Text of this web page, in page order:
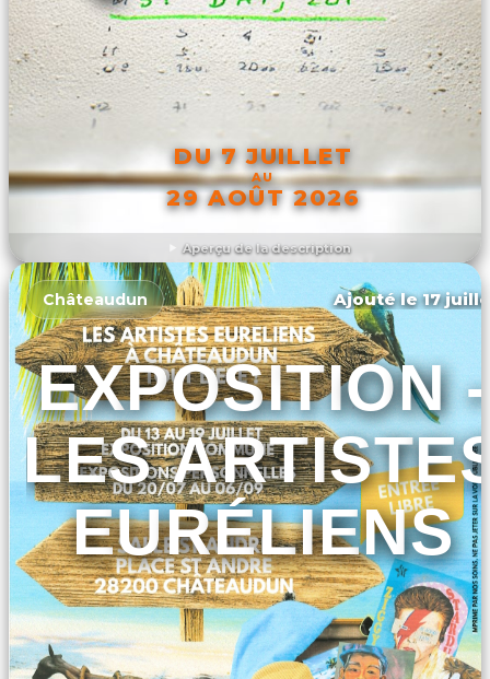
Aperçu de la description
DU 7 JUILLET
AU
29 AOÛT 2026
DÉCOUVRIR L'ÉVÉNEMENT
Châteaudun Ajouté le 17
EXPOSITION -
LES
EURÉLIENS